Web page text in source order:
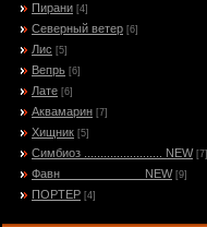
Пирани [4]
Северный ветер [6]
Лис [5]
Вепрь [6]
Лате [6]
Аквамарин [7]
Хищник [5]
Симбиоз ........................ NEW [7]
Фавн_____________NEW [9]
ПОРТЕР [4]